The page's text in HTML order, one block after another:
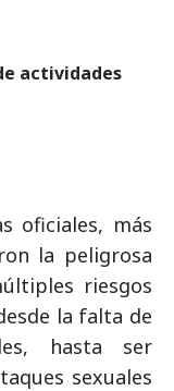
actividades
oficiales, más
la peligrosa
riesgos
la falta de
hasta ser
sexuales